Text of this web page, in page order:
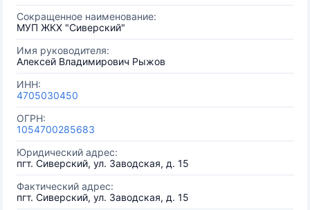
Сокращенное наименование:
МУП ЖКХ "Сиверский"
Имя руководителя:
Алексей Владимирович Рыжов
ИНН:
4705030450
ОГРН:
1054700285683
Юридический адрес:
пгт. Сиверский, ул. Заводская, д. 15
Фактический адрес:
пгт. Сиверский, ул. Заводская, д. 15